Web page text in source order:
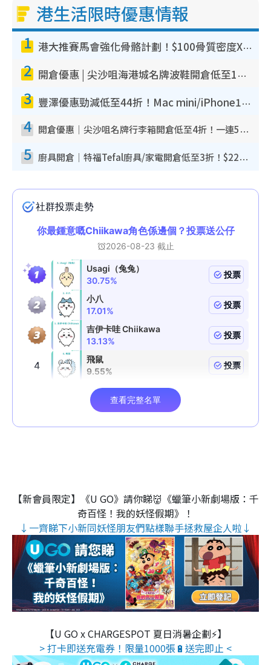
港生活限時優惠情報
1 港大推賽馬會強化骨骼計劃！$100骨質密度X光檢查 完成免費運動訓練送超市禮券！附參加資格
2 開倉優惠 | 尖沙咀海港城名牌波鞋開倉低至1折！On鞋$899起／Joy&Peace鞋履$98起
3 豐澤優惠勁減低至44折！Mac mini/iPhone17Pro大減價！廚房家電$220起
4 開倉優惠｜尖沙咀名牌行李箱開倉低至4折！一連5日 American Tourister/ace./Hallmark $200起！
5 廚具開倉｜特福Tefal廚具/家電開倉低至3折！$220起買平底鍋/炒鑊/湯煲！電飯煲/吸塵機/燙斗$418起
【新會員限定】《U GO》請你睇👹《蠟筆小新劇場版：千
奇百怪！我的妖怪假期》！
↓一齊睇下小新同妖怪朋友們點樣聯手拯救屋企人啦↓
【U GO x CHARGESPOT 夏日消暑企劃⚡】
> 打卡即送充電券！限量1000張🔋送完即止 <